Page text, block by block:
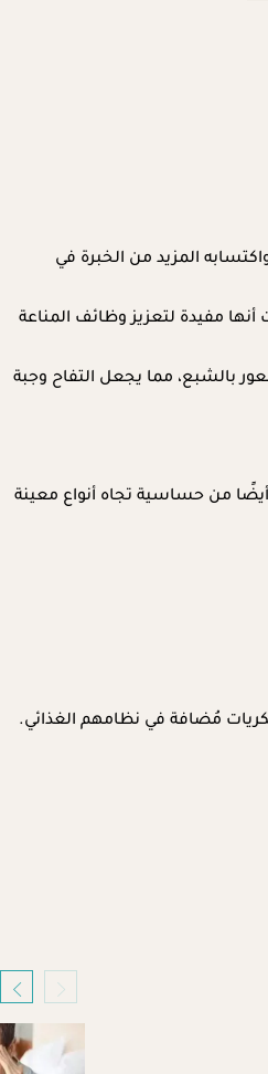
المزيد من الخبرة في
مفيدة لتعزيز وظائف المناعة
بالشبع، مما يجعل التفاح وجبة
من حساسية تجاه أنواع معينة
مُضافة في نظامهم الغذائي.